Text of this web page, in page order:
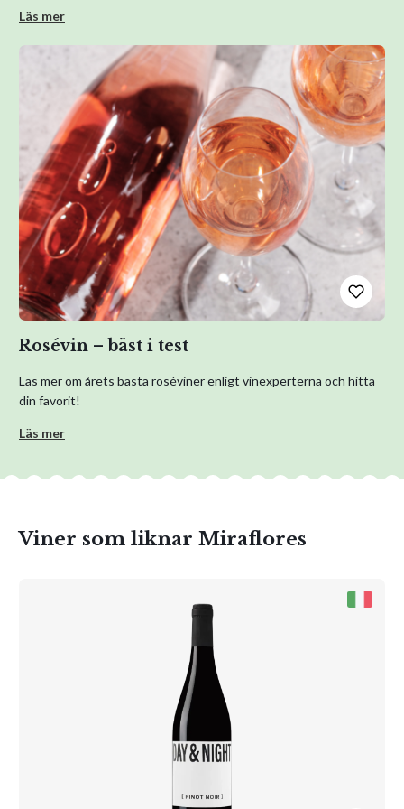
Läs mer
Rosévin – bäst i test
Läs mer om årets bästa roséviner enligt vinexperterna och hitta
din favorit!
Läs mer
Viner som liknar Miraflores